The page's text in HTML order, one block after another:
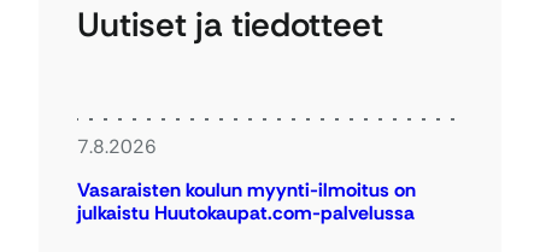
Uutiset ja tiedotteet
7.8.2026
Vasaraisten koulun myynti-ilmoitus on
julkaistu Huutokaupat.com-palvelussa